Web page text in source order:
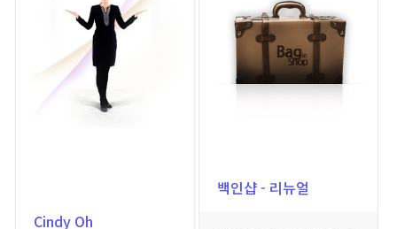
Cindy Oh
백인샵 - 리뉴얼